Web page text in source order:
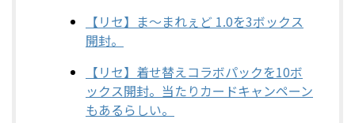
【リセ】ま～まれぇど 1.0を3ボックス
開封。
【リセ】着せ替えコラボパックを10ボ
ックス開封。当たりカードキャンペーン
もあるらしい。